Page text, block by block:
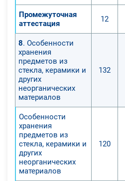
Промежуточная
аттестация
12
8. Особенности
хранения
предметов из
стекла, керамики и
других
неорганических
материалов
132
Особенности
хранения
предметов из
стекла, керамики и
других
неорганических
материалов
120